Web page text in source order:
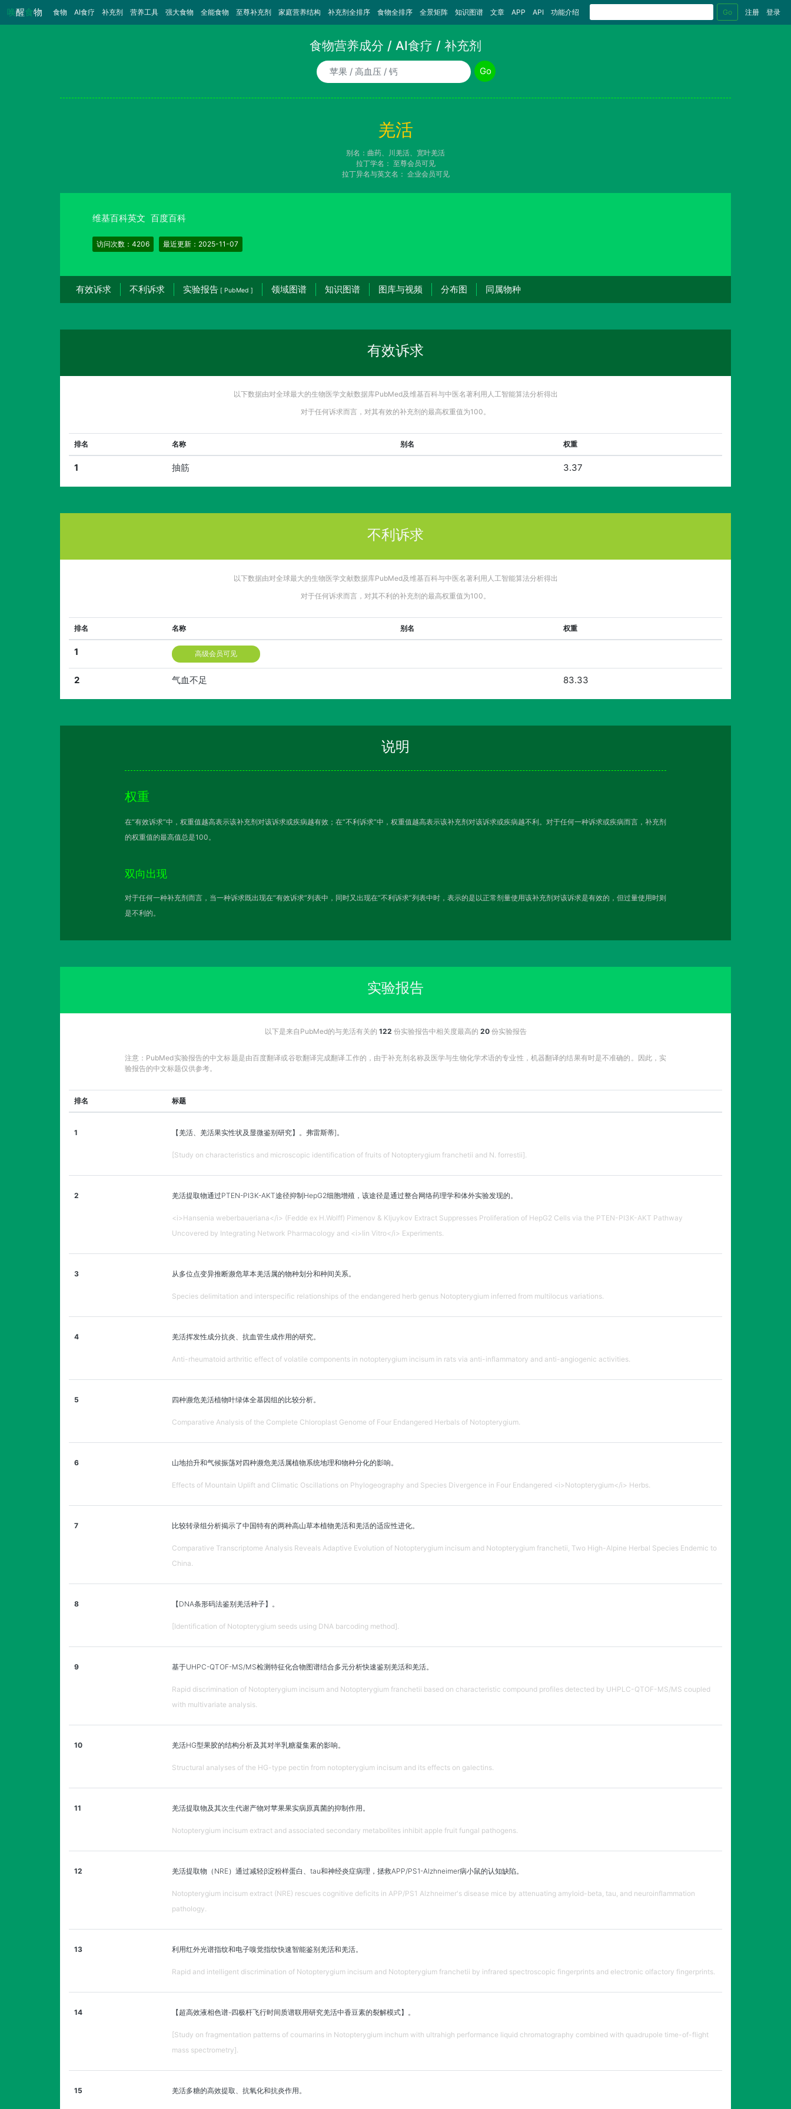
唤醒食物 食物 （当前）
AI食疗 补充剂 营养工具 强大食物 全能食物 至尊补充剂 家庭营养结构 补充剂全排序 食物全排序 全景矩阵 知识图谱 文章 APP API 功能介绍 Go 注册 登录
食物营养成分 / AI食疗 / 补充剂
食物/AI食疗诉求/补充剂名称
Go
羌活
别名：曲药、川羌活、宽叶羌活
拉丁学名： 至尊会员可见
拉丁异名与英文名： 企业会员可见
维基百科英文 百度百科
访问次数：4206 最近更新：2025-11-07
有效诉求 不利诉求 实验报告 [ PubMed ] 领域图谱 知识图谱 图库与视频 分布图 同属物种
有效诉求
以下数据由对全球最大的生物医学文献数据库PubMed及维基百科与中医名著利用人工智能算法分析得出
对于任何诉求而言，对其有效的补充剂的最高权重值为100。
排名 名称 别名 权重
1 抽筋 3.37
不利诉求
以下数据由对全球最大的生物医学文献数据库PubMed及维基百科与中医名著利用人工智能算法分析得出
对于任何诉求而言，对其不利的补充剂的最高权重值为100。
排名 名称 别名 权重
1 高级会员可见
2 气血不足 83.33
说明
权重
在“有效诉求”中，权重值越高表示该补充剂对该诉求或疾病越有效；在“不利诉求”中，权重值越高表示该补充剂对该诉求或疾病越不利。对于任何一种诉求或疾病而言，补充剂
的权重值的最高值总是100。
双向出现
对于任何一种补充剂而言，当一种诉求既出现在“有效诉求”列表中，同时又出现在“不利诉求”列表中时，表示的是以正常剂量使用该补充剂对该诉求是有效的，但过量使用时则
是不利的。
实验报告
以下是来自PubMed的与羌活有关的 122 份实验报告中相关度最高的 20份实验报告
注意：PubMed实验报告的中文标题是由百度翻译或谷歌翻译完成翻译工作的，由于补充剂名称及医学与生物化学术语的专业性，机器翻译的结果有时是不准确的。因此，实
验报告的中文标题仅供参考。
排名 标题
1 【羌活、羌活果实性状及显微鉴别研究】。弗雷斯蒂]。
[Study on characteristics and microscopic identification of fruits of Notopterygium franchetii and N. forrestii].
2 羌活提取物通过PTEN-PI3K-AKT途径抑制HepG2细胞增殖，该途径是通过整合网络药理学和体外实验发现的。
<i>Hansenia weberbaueriana</i> (Fedde ex H.Wolff) Pimenov & Kljuykov Extract Suppresses Proliferation of HepG2 Cells via the PTEN-PI3K-AKT Pathway
Uncovered by Integrating Network Pharmacology and <i>Iin Vitro</i> Experiments.
3 从多位点变异推断濒危草本羌活属的物种划分和种间关系。
Species delimitation and interspecific relationships of the endangered herb genus Notopterygium inferred from multilocus variations.
4 羌活挥发性成分抗炎、抗血管生成作用的研究。
Anti-rheumatoid arthritic effect of volatile components in notopterygium incisum in rats via anti-inflammatory and anti-angiogenic activities.
5 四种濒危羌活植物叶绿体全基因组的比较分析。
Comparative Analysis of the Complete Chloroplast Genome of Four Endangered Herbals of Notopterygium.
6 山地抬升和气候振荡对四种濒危羌活属植物系统地理和物种分化的影响。
Effects of Mountain Uplift and Climatic Oscillations on Phylogeography and Species Divergence in Four Endangered <i>Notopterygium</i> Herbs.
7 比较转录组分析揭示了中国特有的两种高山草本植物羌活和羌活的适应性进化。
Comparative Transcriptome Analysis Reveals Adaptive Evolution of Notopterygium incisum and Notopterygium franchetii, Two High-Alpine Herbal Species Endemic to
China.
8 【DNA条形码法鉴别羌活种子】。
[Identification of Notopterygium seeds using DNA barcoding method].
9 基于UHPC-QTOF-MS/MS检测特征化合物图谱结合多元分析快速鉴别羌活和羌活。
Rapid discrimination of Notopterygium incisum and Notopterygium franchetii based on characteristic compound profiles detected by UHPLC-QTOF-MS/MS coupled
with multivariate analysis.
10 羌活HG型果胶的结构分析及其对半乳糖凝集素的影响。
Structural analyses of the HG-type pectin from notopterygium incisum and its effects on galectins.
11 羌活提取物及其次生代谢产物对苹果果实病原真菌的抑制作用。
Notopterygium incisum extract and associated secondary metabolites inhibit apple fruit fungal pathogens.
12 羌活提取物（NRE）通过减轻β淀粉样蛋白、tau和神经炎症病理，拯救APP/PS1-Alzhneimer病小鼠的认知缺陷。
Notopterygium incisum extract (NRE) rescues cognitive deficits in APP/PS1 Alzhneimer's disease mice by attenuating amyloid-beta, tau, and neuroinflammation
pathology.
13 利用红外光谱指纹和电子嗅觉指纹快速智能鉴别羌活和羌活。
Rapid and intelligent discrimination of Notopterygium incisum and Notopterygium franchetii by infrared spectroscopic fingerprints and electronic olfactory fingerprints.
14 【超高效液相色谱-四极杆飞行时间质谱联用研究羌活中香豆素的裂解模式】。
[Study on fragmentation patterns of coumarins in Notopterygium inchum with ultrahigh performance liquid chromatography combined with quadrupole time-of-flight
mass spectrometry].
15 羌活多糖的高效提取、抗氧化和抗炎作用。